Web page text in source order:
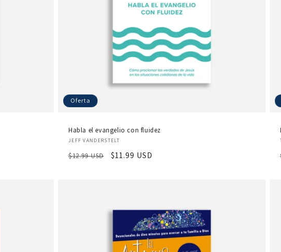
Oferta
Habla el evangelio con fluidez
Proveedor:
JEFF VANDERSTELT
Precio
$12.99 USD
Precio
$11.99 USD